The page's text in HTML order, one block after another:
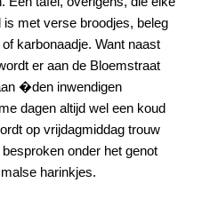
met verse broodjes, beleg
karbonaadje. Want naast
er aan de Bloemstraat
�den inwendigen
dagen altijd wel een koud
op vrijdagmiddag trouw
onder het genot
harinkjes.